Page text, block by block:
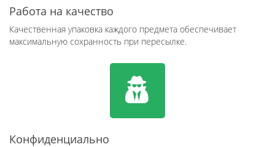
Работа на качество
Качественная упаковка каждого предмета обеспечивает
максимальную сохранность при пересылке.
Конфиденциально